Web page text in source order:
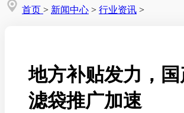
首页 > 新闻中心 > 行业资讯 >
地方补贴发力，
滤袋推广加速